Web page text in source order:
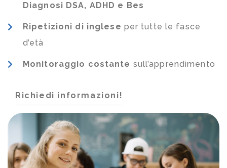
Diagnosi DSA, ADHD e Bes
Ripetizioni di inglese per tutte le fasce
d’età
Monitoraggio costante sull’apprendimento
Richiedi informazioni!